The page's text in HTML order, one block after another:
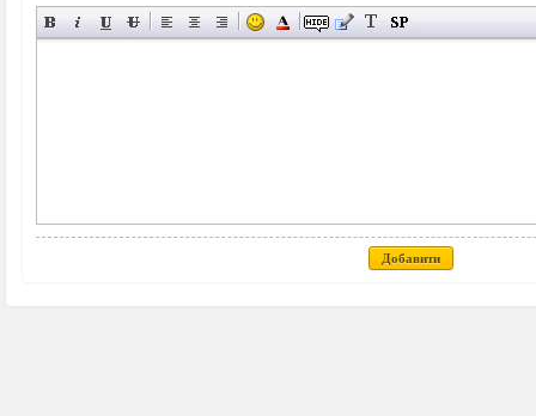
Добавити